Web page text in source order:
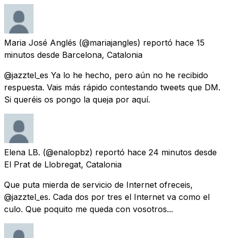
Maria José Anglés (@mariajangles) reportó hace 15
minutos desde Barcelona, Catalonia
@jazztel_es Ya lo he hecho, pero aún no he recibido
respuesta. Vais más rápido contestando tweets que DM.
Si queréis os pongo la queja por aquí.
Elena LB. (@enalopbz) reportó hace 24 minutos desde
El Prat de Llobregat, Catalonia
Que puta mierda de servicio de Internet ofreceis,
@jazztel_es. Cada dos por tres el Internet va como el
culo. Que poquito me queda con vosotros...